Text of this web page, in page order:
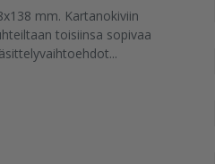
mm. Kartanokiviin
toisiinsa sopivaa